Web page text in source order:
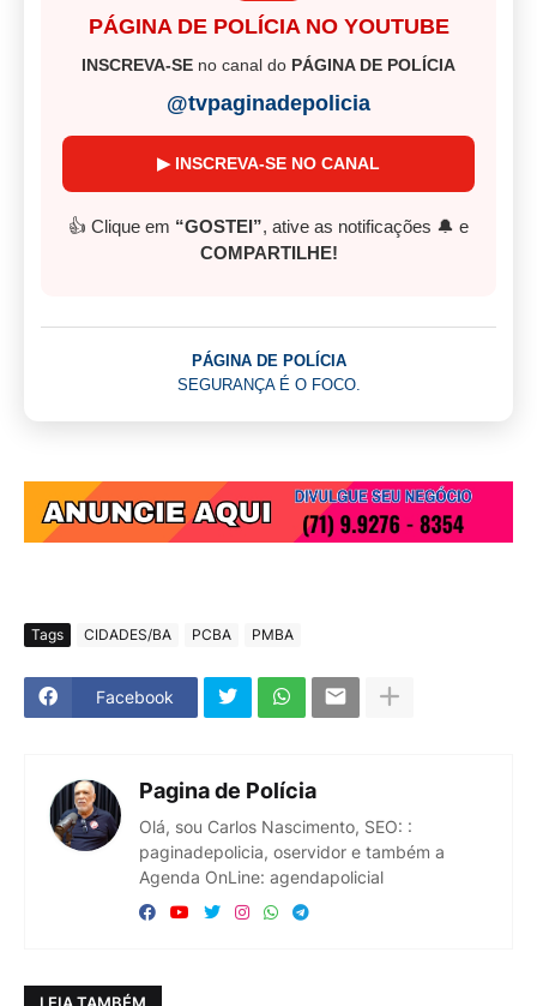
PÁGINA DE POLÍCIA NO YOUTUBE
INSCREVA-SE no canal do PÁGINA DE POLÍCIA
@tvpaginadepolicia
▶ INSCREVA-SE NO CANAL
👍 Clique em “GOSTEI”, ative as notificações 🔔 e
COMPARTILHE!
PÁGINA DE POLÍCIA
SEGURANÇA É O FOCO.
Tags CIDADES/BA PCBA PMBA
Facebook
Pagina de Polícia
Olá, sou Carlos Nascimento, SEO: :
paginadepolicia, oservidor e também a
Agenda OnLine: agendapolicial